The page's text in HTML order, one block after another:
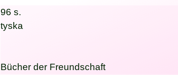
96 s.
tyska
Bücher der Freundschaft